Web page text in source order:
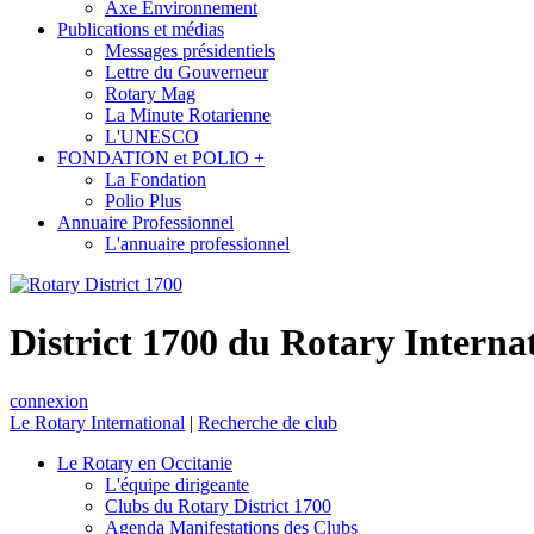
Axe Environnement
Publications et médias
Messages présidentiels
Lettre du Gouverneur
Rotary Mag
La Minute Rotarienne
L'UNESCO
FONDATION et POLIO +
La Fondation
Polio Plus
Annuaire Professionnel
L'annuaire professionnel
District 1700 du Rotary
connexion
Le Rotary International | Recherche de club
Le Rotary en Occitanie
L'équipe dirigeante
Clubs du Rotary District 1700
Agenda Manifestations des Clubs